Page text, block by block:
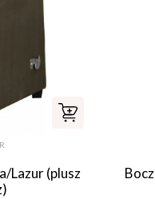
Lazur (plusz